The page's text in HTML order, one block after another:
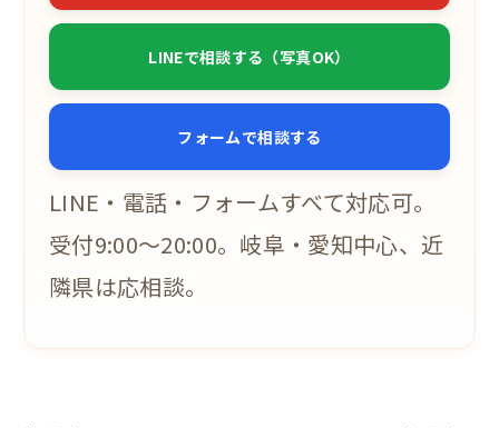
LINEで相談する（写真OK）
フォームで相談する
LINE・電話・フォームすべて対応可。
受付9:00〜20:00。岐阜・愛知中心、近
隣県は応相談。